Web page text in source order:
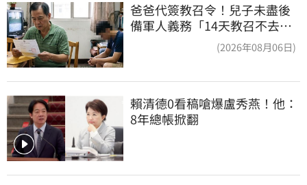
爸爸代簽教召令！兒子未盡後
備軍人義務「14天教召不去」
(2026年08月06日)
賴清德0看稿嗆爆盧秀燕！他：
8年總帳掀翻